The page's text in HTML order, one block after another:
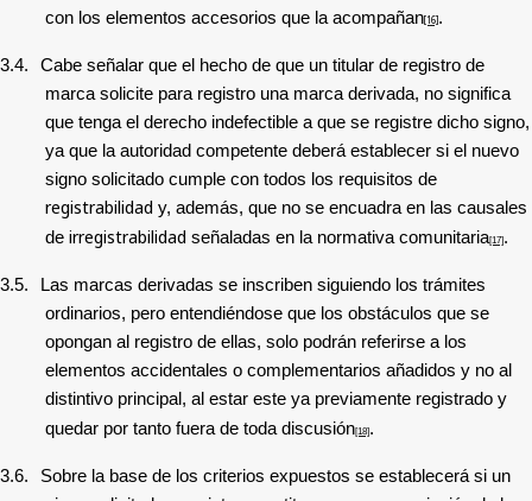
con los elementos accesorios que la acompañan[16].
3.4.
Cabe señalar que el hecho de que un titular de registro de
marca solicite para registro una marca derivada, no significa
que tenga el derecho indefectible a que se registre dicho signo,
ya que la autoridad competente deberá establecer si el nuevo
signo solicitado cumple con todos los requisitos de
registrabilidad y, además, que no se encuadra en las causales
de irregistrabilidad señaladas en la normativa comunitaria[17].
3.5.
Las marcas derivadas se inscriben siguiendo los trámites
ordinarios, pero entendiéndose que los obstáculos que se
opongan al registro de ellas, solo podrán referirse a los
elementos accidentales o complementarios añadidos y no al
distintivo principal, al estar este ya previamente registrado y
quedar por tanto fuera de toda discusión[18].
3.6.
Sobre la base de los criterios expuestos se establecerá si un